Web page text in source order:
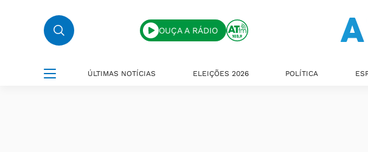
OUÇA A RÁDIO
ÚLTIMAS NOTÍCIAS ELEIÇÕES 2026 POLÍTICA